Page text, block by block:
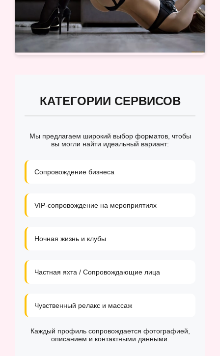
КАТЕГОРИИ СЕРВИСОВ
Мы предлагаем широкий выбор форматов, чтобы
вы могли найти идеальный вариант:
Сопровождение бизнеса
VIP-сопровождение на мероприятиях
Ночная жизнь и клубы
Частная яхта / Сопровождающие лица
Чувственный релакс и массаж
Каждый профиль сопровождается фотографией,
описанием и контактными данными.